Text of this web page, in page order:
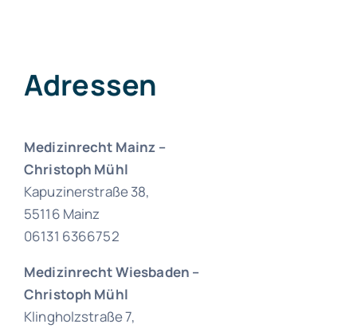
Adressen
Medizinrecht Mainz –
Christoph Mühl
Kapuzinerstraße 38,
55116 Mainz
06131 6366752
Medizinrecht Wiesbaden –
Christoph Mühl
Klingholzstraße 7,